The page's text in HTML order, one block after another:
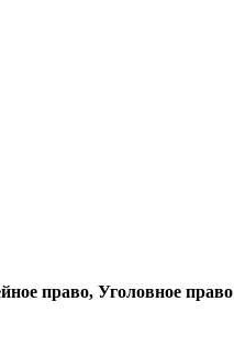
право, Уголовное право